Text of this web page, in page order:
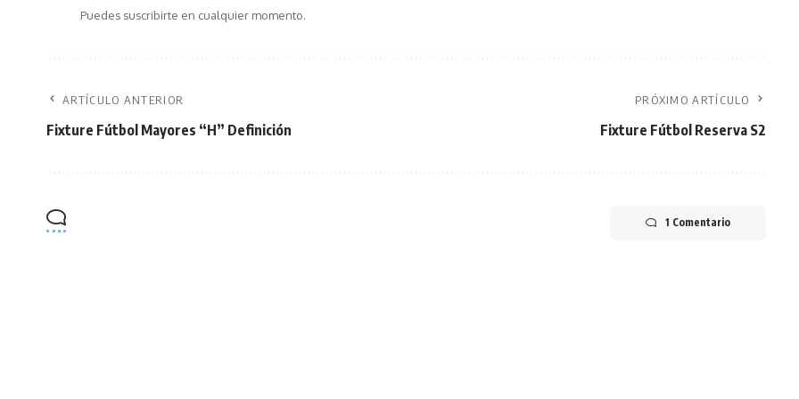
Puedes suscribirte en cualquier momento.
ARTÍCULO ANTERIOR
Fixture Fútbol Mayores “H” Definición
PRÓXIMO ARTÍCULO
Fixture Fútbol Reserva S2
1 Comentario